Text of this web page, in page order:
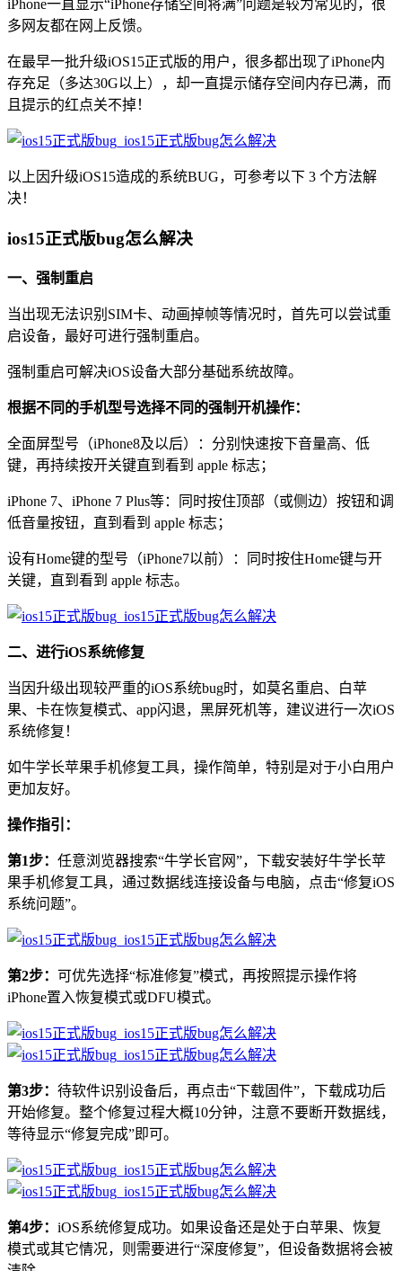
iPhone一直显示“iPhone存储空间将满”问题是较为常见的，很
多网友都在网上反馈。
在最早一批升级iOS15正式版的用户，很多都出现了iPhone内
存充足（多达30G以上），却一直提示储存空间内存已满，而
且提示的红点关不掉！
以上因升级iOS15造成的系统BUG，可参考以下 3 个方法解
决！
ios15正式版bug怎么解决
一、强制重启
当出现无法识别SIM卡、动画掉帧等情况时，首先可以尝试重
启设备，最好可进行强制重启。
强制重启可解决iOS设备大部分基础系统故障。
根据不同的手机型号选择不同的强制开机操作：
全面屏型号（iPhone8及以后）：分别快速按下音量高、低
键，再持续按开关键直到看到 apple 标志；
iPhone 7、iPhone 7 Plus等：同时按住顶部（或侧边）按钮和调
低音量按钮，直到看到 apple 标志；
设有Home键的型号（iPhone7以前）：同时按住Home键与开
关键，直到看到 apple 标志。
二、进行iOS系统修复
当因升级出现较严重的iOS系统bug时，如莫名重启、白苹
果、卡在恢复模式、app闪退，黑屏死机等，建议进行一次iOS
系统修复！
如牛学长苹果手机修复工具，操作简单，特别是对于小白用户
更加友好。
操作指引：
第1步： 任意浏览器搜索“牛学长官网”，下载安装好牛学长苹
果手机修复工具，通过数据线连接设备与电脑，点击“修复iOS
系统问题”。
第2步： 可优先选择“标准修复”模式，再按照提示操作将
iPhone置入恢复模式或DFU模式。
第3步： 待软件识别设备后，再点击“下载固件”，下载成功后
开始修复。整个修复过程大概10分钟，注意不要断开数据线，
等待显示“修复完成”即可。
第4步： iOS系统修复成功。如果设备还是处于白苹果、恢复
模式或其它情况，则需要进行“深度修复”，但设备数据将会被